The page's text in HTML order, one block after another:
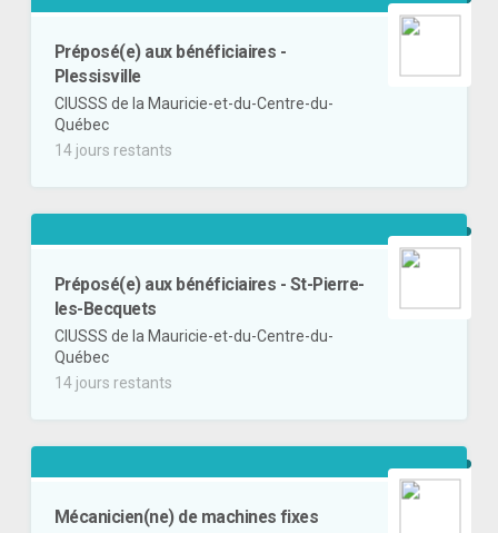
Préposé(e) aux bénéficiaires -
Plessisville
CIUSSS de la Mauricie-et-du-Centre-du-
Québec
14 jours restants
Préposé(e) aux bénéficiaires - St-Pierre-
les-Becquets
CIUSSS de la Mauricie-et-du-Centre-du-
Québec
14 jours restants
Mécanicien(ne) de machines fixes